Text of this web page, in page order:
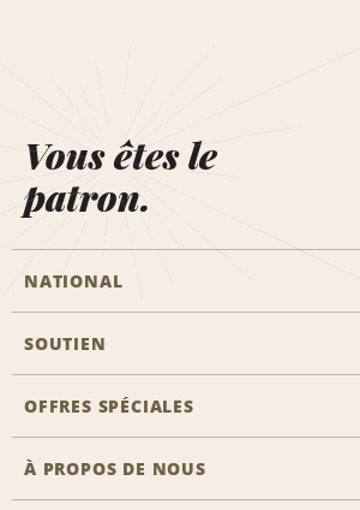
Vous êtes le
patron.
NATIONAL
Aviation générale
Emplacements Emerald Aisle
Agents de voyage
SOUTIEN
Clients ayant un handicap
Nous contacter
FAQ
OFFRES SPÉCIALES
Toutes les offres
À PROPOS DE NOUS